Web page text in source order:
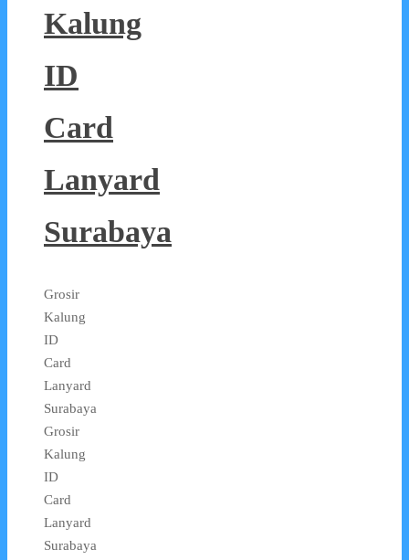
Kalung
ID
Card
Lanyard
Surabaya
Grosir
Kalung
ID
Card
Lanyard
Surabaya
Grosir
Kalung
ID
Card
Lanyard
Surabaya